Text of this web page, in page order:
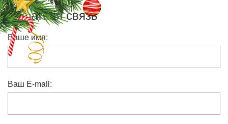
Обратная связь
Ваше имя:
Ваш E-mail: